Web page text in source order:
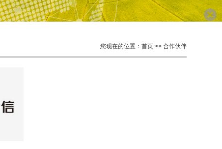
您现在的位置： 首页 >> 合作伙伴